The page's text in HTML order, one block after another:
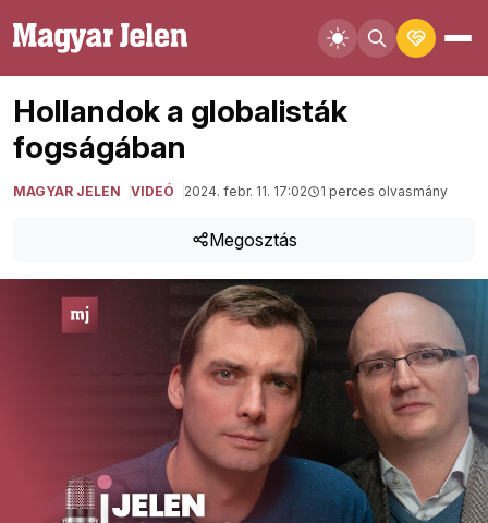
Hollandok a globalisták
fogságában
MAGYAR JELEN VIDEÓ 2024. febr. 11. 17:02 1 perces olvasmány
Megosztás